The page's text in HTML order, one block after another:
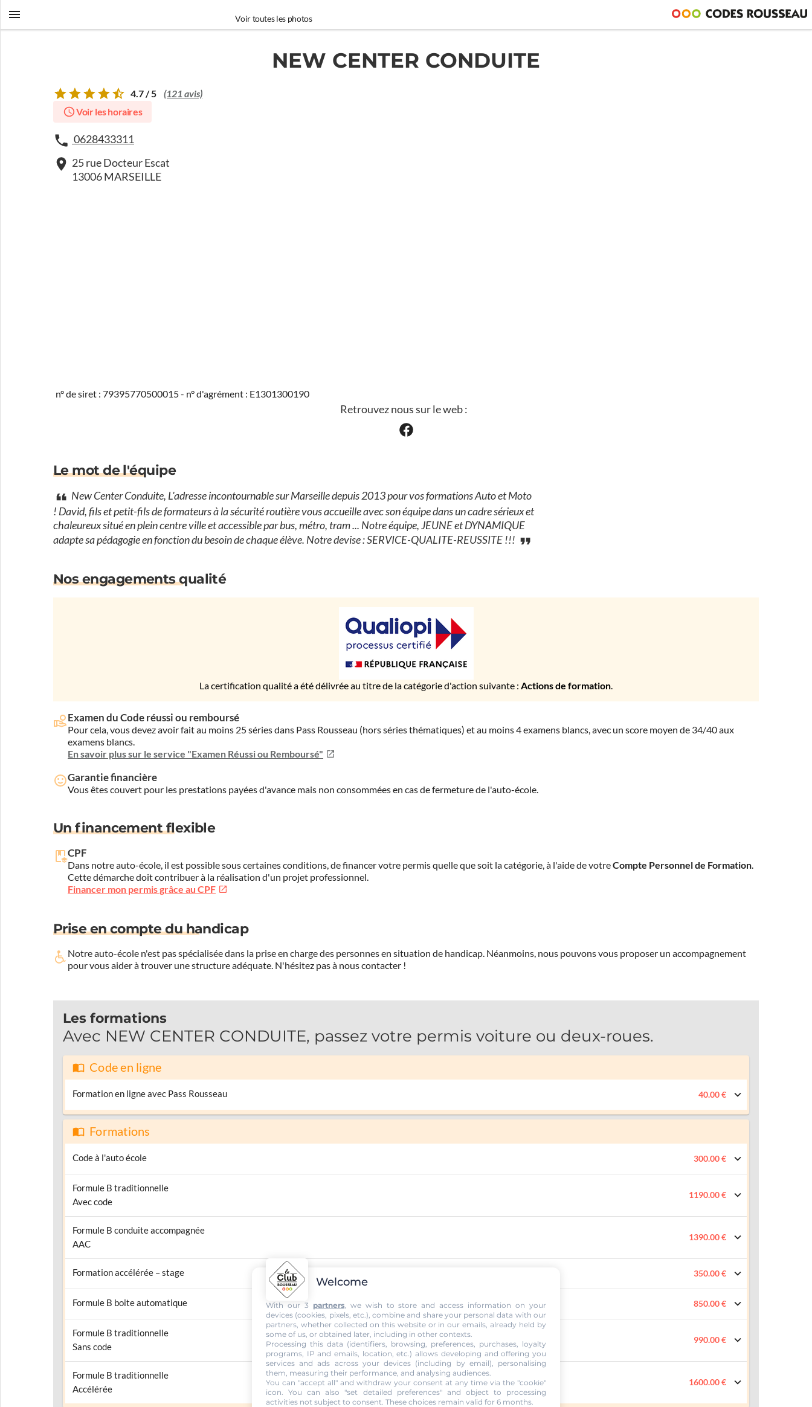
Voir toutes les photos
NEW CENTER CONDUITE
4.7 / 5 (121 avis)
Voir les horaires
0628433311
25 rue Docteur Escat
13006 MARSEILLE
n° de siret : 79395770500015 - n° d'agrément : E1301300190
Retrouvez nous sur le web :
Le mot de l'équipe
New Center Conduite, L'adresse incontournable sur Marseille depuis 2013 pour vos formations Auto et Moto
! David, fils et petit-fils de formateurs à la sécurité routière vous accueille avec son équipe dans un cadre sérieux et
chaleureux situé en plein centre ville et accessible par bus, métro, tram ... Notre équipe, JEUNE et DYNAMIQUE
adapte sa pédagogie en fonction du besoin de chaque élève. Notre devise : SERVICE-QUALITE-REUSSITE !!!
Nos engagements qualité
La certification qualité a été délivrée au titre de la catégorie d'action suivante : Actions de formation.
Examen du Code réussi ou remboursé
Pour cela, vous devez avoir fait au moins 25 séries dans Pass Rousseau (hors séries thématiques) et au moins 4 examens blancs, avec un score moyen de 34/40 aux
examens blancs.
En savoir plus sur le service "Examen Réussi ou Remboursé"
Garantie financière
Vous êtes couvert pour les prestations payées d'avance mais non consommées en cas de fermeture de l'auto-école.
Un financement flexible
CPF
Dans notre auto-école, il est possible sous certaines conditions, de financer votre permis quelle que soit la catégorie, à l'aide de votreCompte Personnel de Formation.
Cette démarche doit contribuer à la réalisation d'un projet professionnel.
Financer mon permis grâce au CPF
Prise en compte du handicap
Notre auto-école n'est pas spécialisée dans la prise en charge des personnes en situation de handicap. Néanmoins, nous pouvons vous proposer un accompagnement
pour vous aider à trouver une structure adéquate. N'hésitez pas à nous contacter !
Les formations
Avec NEW CENTER CONDUITE, passez votre permis voiture ou deux-roues.
Code en ligne
Formation en ligne avec Pass Rousseau 40.00 €
Formations
Code à l'auto école 300.00 €
Formule B traditionnelle
Avec code
1190.00 €
Formule B conduite accompagnée
AAC
1390.00 €
Formation accélérée – stage 350.00 €
Formule B boite automatique 850.00 €
Formule B traditionnelle
Sans code
990.00 €
Formule B traditionnelle
Accélérée
1600.00 €
Welcome
With our 3 partners, we wish to store and access information on your
devices (cookies, pixels, etc.), combine and share your personal data with our
partners, whether collected on this website or in our emails, already held by
some of us, or obtained later, including in other contexts.
Processing this data (identifiers, browsing, preferences, purchases, loyalty
programs, IP and emails, location, etc.) allows developing and offering you
services and ads across your devices (including by email), personalising
them, measuring their performance, and analysing audiences.
You can "accept all" and withdraw your consent at any time via the "cookie"
icon. You can also "set detailed preferences" and object to processing
activities not subject to consent. These choices remain valid for 6 months.